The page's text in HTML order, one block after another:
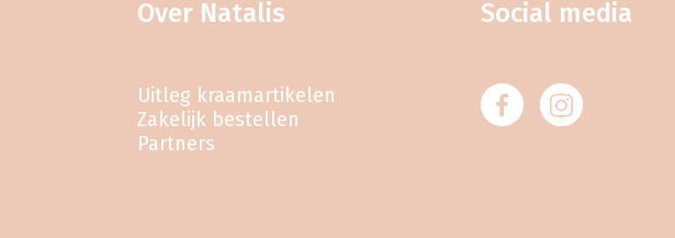
Over Natalis
Uitleg kraamartikelen
Zakelijk bestellen
Partners
Social media